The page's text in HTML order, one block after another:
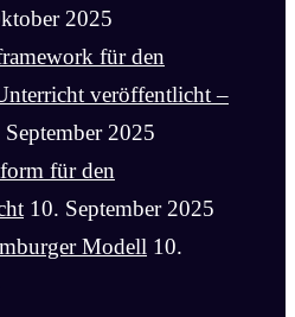
2025
für den
veröffentlicht –
September 2025
für den
10. September 2025
Modell 10.